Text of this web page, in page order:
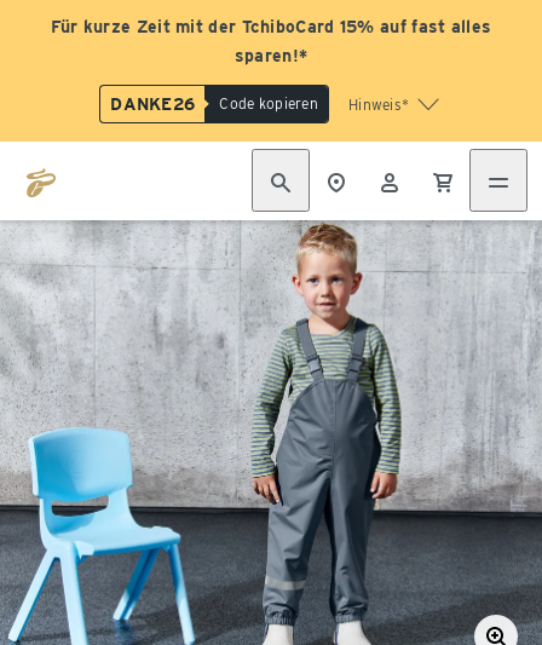
Für kurze Zeit mit der TchiboCard 15% auf fast alles
sparen!*
DANKE26 Code kopieren Hinweis*